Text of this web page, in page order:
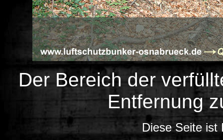
Der Bereich der
Entfernung
Diese Seite ist